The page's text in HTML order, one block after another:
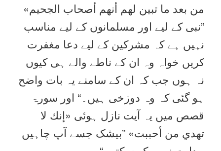
من بعد ما تبين لهم أنهم أصحاب الجحيم‏»
”نبی کے لیے اور مسلمانوں کے لیے مناسب
نہیں ہے کہ مشرکین کے لیے دعا مغفرت
کریں خواہ وہ ان کے ناطے والے ہی کیوں
نہ ہوں جب کہ ان کے سامنے یہ بات واضح
ہو گئی کہ وہ دوزخی ہیں۔“ اور سورۃ
قصص میں یہ آیت نازل ہوئی «إنك لا
تهدي من أحببت‏» ”بیشک جسے آپ چاہیں